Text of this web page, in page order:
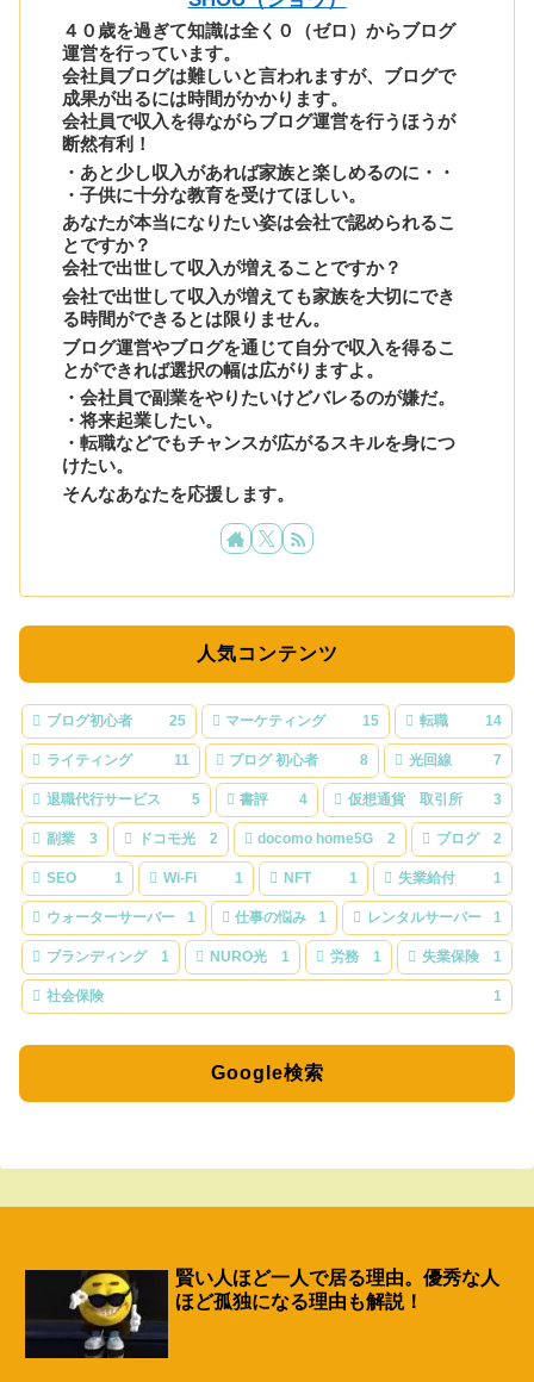
４０歳を過ぎて知識は全く０（ゼロ）からブログ
運営を行っています。
会社員ブログは難しいと言われますが、ブログで
成果が出るには時間がかかります。
会社員で収入を得ながらブログ運営を行うほうが
断然有利！
・あと少し収入があれば家族と楽しめるのに・・
・子供に十分な教育を受けてほしい。
あなたが本当になりたい姿は会社で認められるこ
とですか？
会社で出世して収入が増えることですか？
会社で出世して収入が増えても家族を大切にでき
る時間ができるとは限りません。
ブログ運営やブログを通じて自分で収入を得るこ
とができれば選択の幅は広がりますよ。
・会社員で副業をやりたいけどバレるのが嫌だ。
・将来起業したい。
・転職などでもチャンスが広がるスキルを身につ
けたい。
そんなあなたを応援します。
人気コンテンツ
ブログ初心者 25 マーケティング 15 転職 14
ライティング 11 ブログ 初心者 8 光回線 7
退職代行サービス 5 書評 4 仮想通貨 取引所 3
副業 3 ドコモ光 2 docomo home5G 2 ブログ 2
SEO 1 Wi-Fi 1 NFT 1 失業給付 1
ウォーターサーバー 1 仕事の悩み 1 レンタルサーバー 1
ブランディング 1 NURO光 1 労務 1 失業保険 1
社会保険 1
Google検索
賢い人ほど一人で居る理由。優秀な人
ほど孤独になる理由も解説！